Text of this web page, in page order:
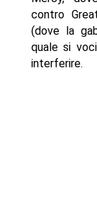
contro
(dove la
quale si
interferire.